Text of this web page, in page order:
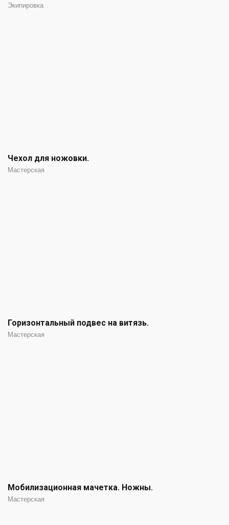
Экипировка
Чехол для ножовки.
Мастерская
Горизонтальный подвес на витязь.
Мастерская
Мобилизационная мачетка. Ножны.
Мастерская